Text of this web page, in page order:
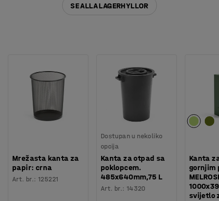
SE ALLA LAGERHYLLOR
Mrežasta kanta za
papir: crna
Art. br.:125221
Dostupan u nekoliko
opcija
Kanta za otpad sa
poklopcem.
485x640mm,75 L
Art. br.: 14320
Kanta
gornjim
svijetlo